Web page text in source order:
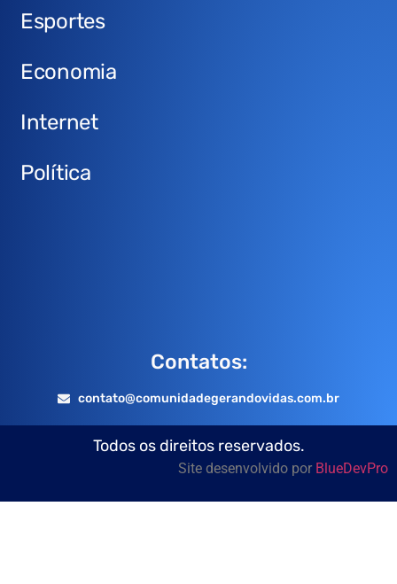
Esportes
Economia
Internet
Política
Contatos:
contato@comunidadegerandovidas.com.br
Todos os direitos reservados.
Site desenvolvido por BlueDevPro